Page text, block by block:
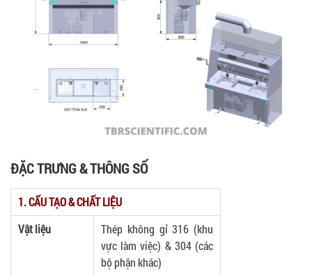
ĐẶC TRƯNG & THÔNG SỐ
1. CẤU TẠO & CHẤT LIỆU
Vật liệu
Thép không gỉ 316 (khu
vực làm việc) & 304 (các
bộ phận khác)